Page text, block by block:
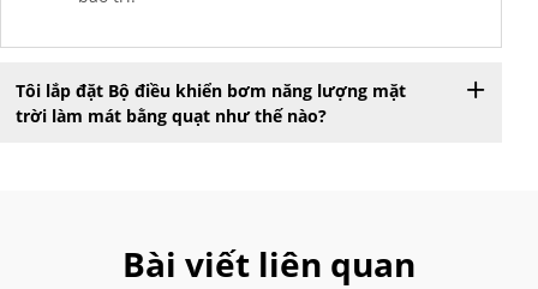
Tôi lắp đặt Bộ điều khiển bơm năng lượng mặt
trời làm mát bằng quạt như thế nào?
Bài viết liên quan